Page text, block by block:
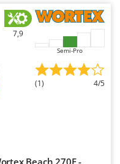
7,9
Semi-Pro
(1) 4/5